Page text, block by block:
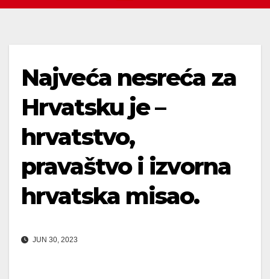
Najveća nesreća za
Hrvatsku je –
hrvatstvo,
pravaštvo i izvorna
hrvatska misao.
JUN 30, 2023